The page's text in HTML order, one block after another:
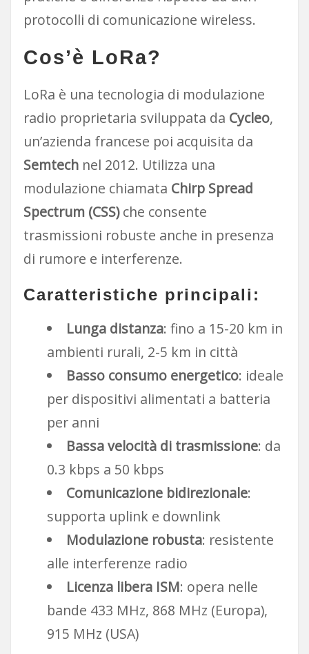
protocolli di comunicazione wireless.
Cos’è LoRa?
LoRa è una tecnologia di modulazione
radio proprietaria sviluppata da Cycleo,
un’azienda francese poi acquisita da
Semtechnel 2012. Utilizza una
modulazione chiamata Chirp Spread
Spectrum (CSS)che consente
trasmissioni robuste anche in presenza
di rumore e interferenze.
Caratteristiche principali:
Lunga distanza: fino a 15-20 km in
ambienti rurali, 2-5 km in città
Basso consumo energetico: ideale
per dispositivi alimentati a batteria
per anni
Bassa velocità di trasmissione: da
0.3 kbps a 50 kbps
Comunicazione bidirezionale:
supporta uplink e downlink
Modulazione robusta: resistente
alle interferenze radio
Licenza libera ISM: opera nelle
bande 433 MHz, 868 MHz (Europa),
915 MHz (USA)